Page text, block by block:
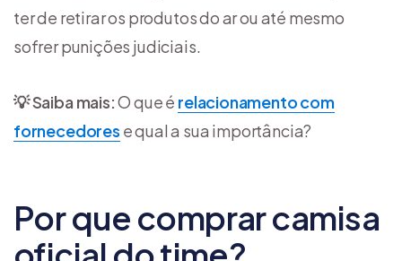
ter de retirar os produtos do ar ou até mesmo
sofrer punições judiciais.
💡Saiba mais:O que é relacionamento com
fornecedores e qual a sua importância?
Por que comprar camisa